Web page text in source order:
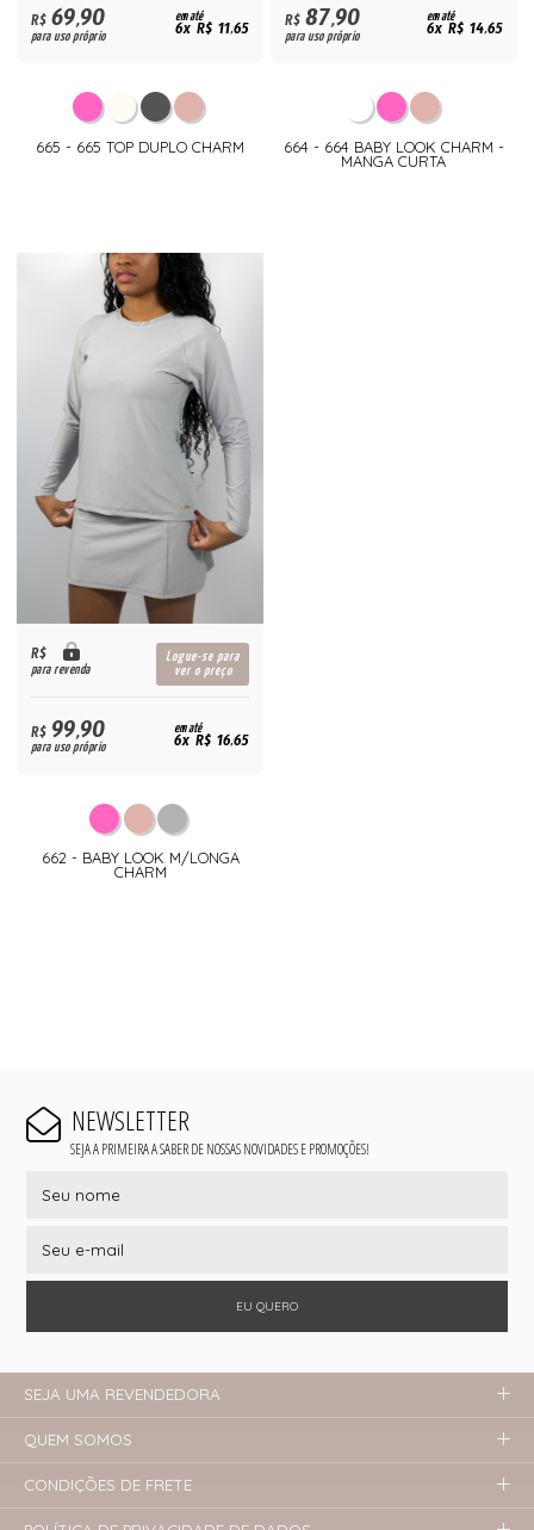
R$69,90
para uso próprio
em até
6x R$ 11,65
665 - 665 TOP DUPLO CHARM
R$87,90
para uso próprio
em até
6x R$ 14,65
664 - 664 BABY LOOK CHARM -
MANGA CURTA
R$
para revenda
Logue-se para
ver o preço
R$99,90
para uso próprio
em até
6x R$ 16,65
662 - BABY LOOK M/LONGA
CHARM
NEWSLETTER
SEJA A PRIMEIRA A SABER DE NOSSAS NOVIDADES E PROMOÇÕES!
EU QUERO
SEJA UMA REVENDEDORA
QUEM SOMOS
CONDIÇÕES DE FRETE